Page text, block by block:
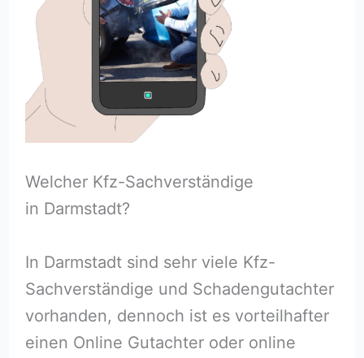
Welcher Kfz-Sachverständige
in Darmstadt?
In Darmstadt sind sehr viele Kfz-
Sachverständige und Schadengutachter
vorhanden, dennoch ist es vorteilhafter
einen Online Gutachter oder online